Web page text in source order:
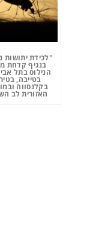
"לכידת יתושות
בנגיף קדחת
הנילוס בתל
בטייבה,
בקלנסווה
האזורית לב